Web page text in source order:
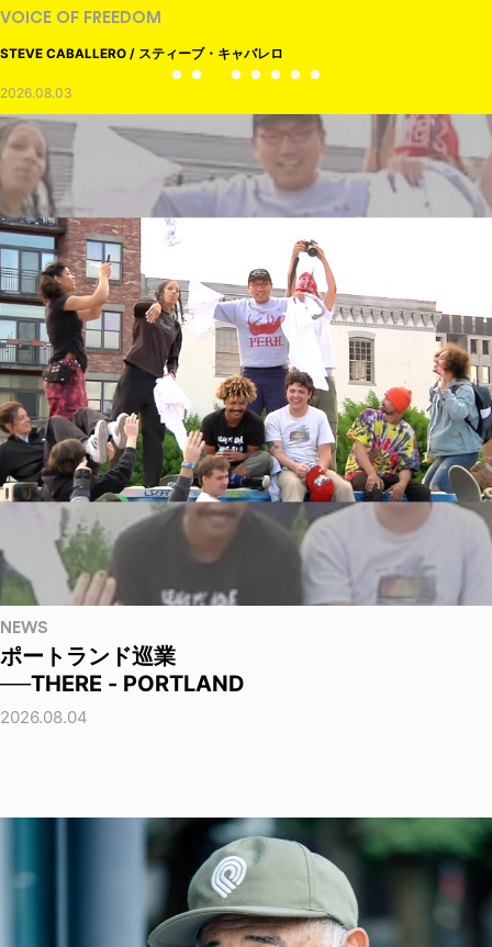
VOICE OF FREEDOM
STEVE CABALLERO / スティーブ・キャバレロ
2026.08.03
NEWS
ポートランド巡業
──THERE - PORTLAND
2026.08.04